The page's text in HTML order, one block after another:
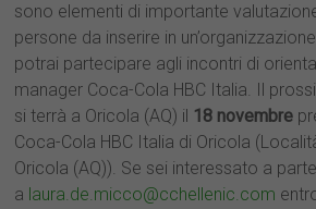
https://cchellenic.csod.com/ux/ats/
quisition/23665?c=cchellenic
https://cchellenic.csod.com/ux/ats/
quisition/23666?c=cchellenic
sono elementi di importante
persone da inserire in
potrai partecipare agli incontri di
manager Coca-Cola HBC Italia. Il
si terrà a Oricola (AQ) il 18 novembre
Coca-Cola HBC Italia di Oricola
Oricola (AQ)). Se sei interessato a
a laura.de.micco@cchellenic.com